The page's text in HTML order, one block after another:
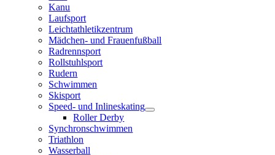
Kanu
Laufsport
Leichtathletikzentrum
Mädchen- und Frauenfußball
Radrennsport
Rollstuhlsport
Rudern
Schwimmen
Skisport
Speed- und Inlineskating
Roller Derby
Synchronschwimmen
Triathlon
Wasserball